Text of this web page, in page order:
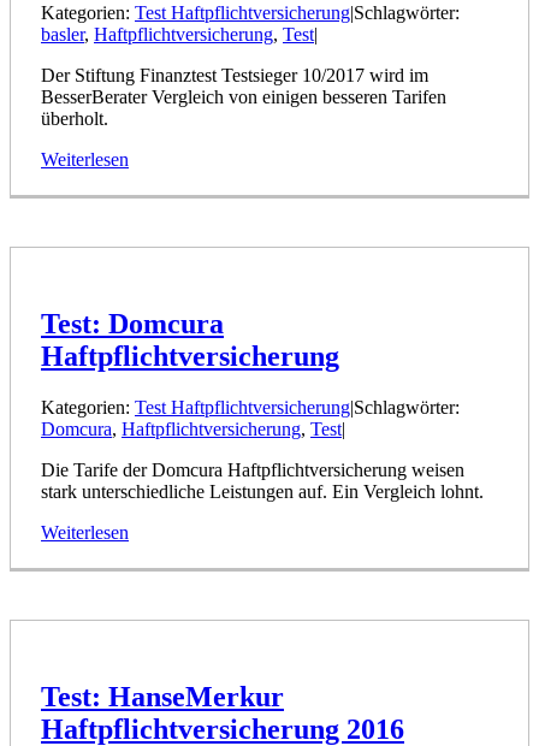
Kategorien: Test Haftpflichtversicherung|Schlagwörter:
basler, Haftpflichtversicherung, Test|
Der Stiftung Finanztest Testsieger 10/2017 wird im
BesserBerater Vergleich von einigen besseren Tarifen
überholt.
Weiterlesen
Test: Domcura
Haftpflichtversicherung
Kategorien: Test Haftpflichtversicherung|Schlagwörter:
Domcura, Haftpflichtversicherung, Test|
Die Tarife der Domcura Haftpflichtversicherung weisen
stark unterschiedliche Leistungen auf. Ein Vergleich lohnt.
Weiterlesen
Test: HanseMerkur
Haftpflichtversicherung 2016